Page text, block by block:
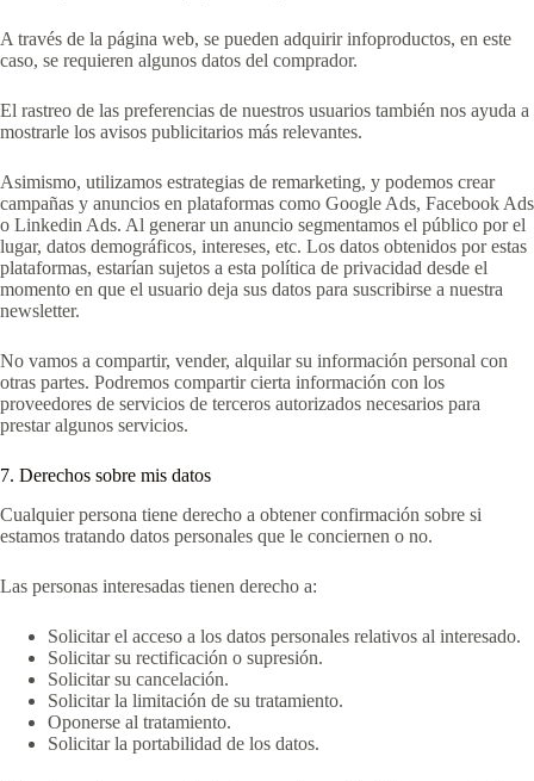
A través de la página web, se pueden adquirir infoproductos, en este
caso, se requieren algunos datos del comprador.
El rastreo de las preferencias de nuestros usuarios también nos ayuda a
mostrarle los avisos publicitarios más relevantes.
Asimismo, utilizamos estrategias de remarketing, y podemos crear
campañas y anuncios en plataformas como Google Ads, Facebook Ads
o Linkedin Ads. Al generar un anuncio segmentamos el público por el
lugar, datos demográficos, intereses, etc. Los datos obtenidos por estas
plataformas, estarían sujetos a esta política de privacidad desde el
momento en que el usuario deja sus datos para suscribirse a nuestra
newsletter.
No vamos a compartir, vender, alquilar su información personal con
otras partes. Podremos compartir cierta información con los
proveedores de servicios de terceros autorizados necesarios para
prestar algunos servicios.
7. Derechos sobre mis datos
Cualquier persona tiene derecho a obtener confirmación sobre si
estamos tratando datos personales que le conciernen o no.
Las personas interesadas tienen derecho a:
Solicitar el acceso a los datos personales relativos al interesado.
Solicitar su rectificación o supresión.
Solicitar su cancelación.
Solicitar la limitación de su tratamiento.
Oponerse al tratamiento.
Solicitar la portabilidad de los datos.